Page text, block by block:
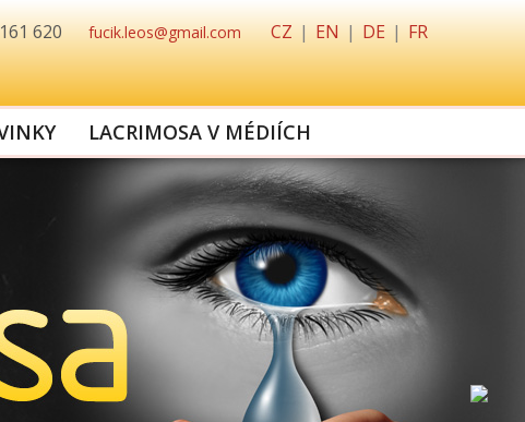
620 fucik.leos@gmail.com CZ|EN|DE|FR
LACRIMOSA V MÉDIÍCH